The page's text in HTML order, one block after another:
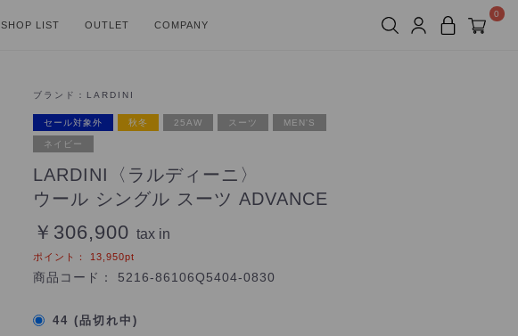
SHOP LIST OUTLET COMPANY
0
ブランド： LARDINI
セール対象外 秋冬 25AW スーツ MEN'S
ネイビー
LARDINI〈ラルディーニ〉
ウール シングル スーツ ADVANCE
￥306,900 tax in
ポイント： 13,950pt
商品コード： 5216-86106Q5404-0830
44 (品切れ中)